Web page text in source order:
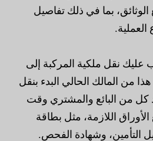
بما في ذلك تفاصيل
عليك نقل ملكية المركبة إلى
من المالك الحالي البدء بنقل
كل من البائع والمشتري وقت
اللازمة، مثل بطاقة
التأمين، وشهادة الفحص.